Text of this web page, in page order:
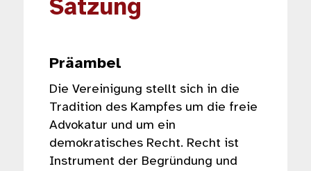
Satzung
Präambel
Die Vereinigung stellt sich in die
Tradition des Kampfes um die freie
Advokatur und um ein
demokratisches Recht. Recht ist
Instrument der Begründung und